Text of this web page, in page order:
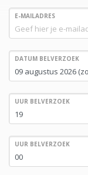
E-MAILADRES
DATUM BELVERZOEK
UUR BELVERZOEK
UUR BELVERZOEK